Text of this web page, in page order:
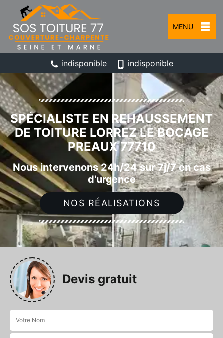
MENU
indisponible indisponible
SPÉCIALISTE EN REHAUSSEMENT
DE TOITURE LORREZ LE BOCAGE
PREAUX 77710
Nous intervenons 24h/24 sur 7j/7 en cas
d'urgence
NOS RÉALISATIONS
Devis gratuit